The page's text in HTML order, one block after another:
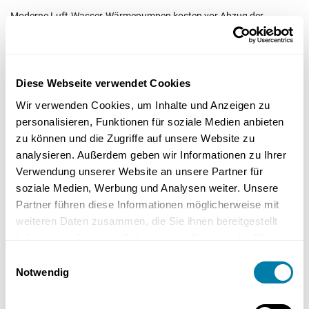
Diese Webseite verwendet Cookies
Wir verwenden Cookies, um Inhalte und Anzeigen zu
personalisieren, Funktionen für soziale Medien anbieten
zu können und die Zugriffe auf unsere Website zu
analysieren. Außerdem geben wir Informationen zu Ihrer
Verwendung unserer Website an unsere Partner für
soziale Medien, Werbung und Analysen weiter. Unsere
Partner führen diese Informationen möglicherweise mit
weiteren Daten zusammen, die Sie ihnen bereitgestellt
Notwendig
Moderne Luft-Wasser-Wärmepumpen kosten vor Abzug der
Förderung zwischen 27.000 € und 40.000 €. Diese Kosten können
jedoch durch staatliche Förderungen erheblich reduziert werden.
Die Kosten für die Nachrüstung einer Wärmepumpe werden von
verschiedenen Faktoren beeinflusst, darunter die Art und das
Modell der Wärmepumpe sowie individuelle Gegebenheiten des
Gebäudes.
-Förderprogramme und Zuschüsse
KfW und Bafa bereitgestellt. Diese Förderungen betragen in der
Regel zwischen 30 % und 55 % der Anschaffungskosten.